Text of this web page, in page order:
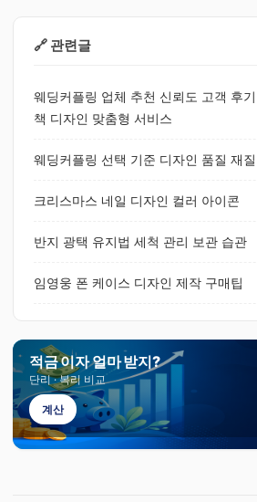
🔗 관련글
웨딩커플링 업체 추천 신뢰도 고객 후
책 디자인 맞춤형 서비스
웨딩커플링 선택 기준 디자인 품질 재
크리스마스 네일 디자인 컬러 아이콘
반지 광택 유지법 세척 관리 보관 습관
임영웅 폰 케이스 디자인 제작 구매팁
적금 이자 얼마 받지?
단리 · 복리 비교
계산